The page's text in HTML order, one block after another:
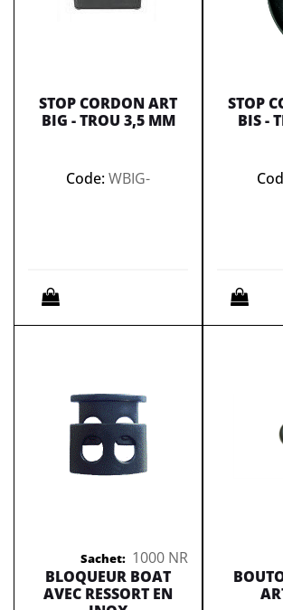
STOP CORDON ART
BIG - TROU 3,5 MM
Code:WBIG-
Quantità
STOP
BIS -
Quantità
Sachet: 1000 NR
BLOQUEUR BOAT
AVEC RESSORT EN